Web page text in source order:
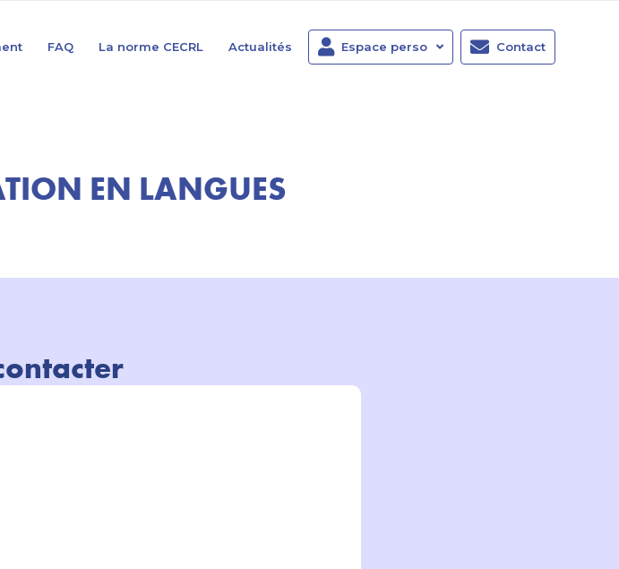
FAQ La norme CECRL Actualités Espace perso Contact
EN LANGUES